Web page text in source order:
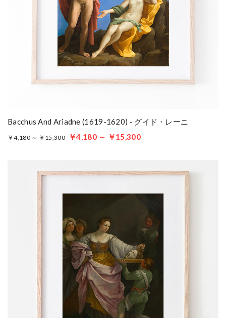
Bacchus And Ariadne (1619-1620) - グイド・レーニ
￥4,180 ～ ￥15,300 ￥4,180 ～ ￥15,300